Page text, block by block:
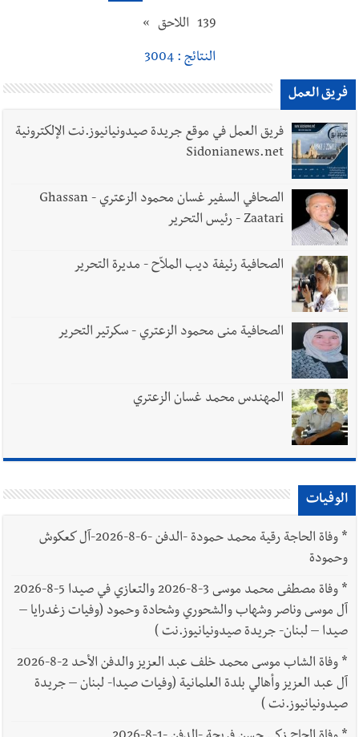
139 اللاحق »
النتائج : 3004
فريق العمل
فريق العمل في موقع جريدة صيدونيانيوز.نت الإلكترونية
Sidonianews.net
الصحافي السفير غسان محمود الزعتري - Ghassan
Zaatari - رئيس التحرير
الصحافية رئيفة ديب الملاّح - مديرة التحرير
الصحافية منى محمود الزعتري - سكرتير التحرير
المهندس محمد غسان الزعتري
الوفيات
*
وفاة الحاجة رقية محمد حمودة -الدفن -6-8-2026-آل كعكوش
وحمودة
*
وفاة مصطفى محمد موسى 3-8-2026 والتعازي في صيدا 5-8-2026
آل موسى وناصر وشهاب والشحوري وشحادة وحمود (وفيات زغدرايا –
صيدا – لبنان- جريدة صيدونيانيوز.نت )
*
وفاة الشاب موسى محمد خلف عبد العزيز والدفن الأحد 2-8-2026
آل عبد العزيز وأهالي بلدة العلمانية (وفيات صيدا- لبنان – جريدة
صيدونيانيوز.نت )